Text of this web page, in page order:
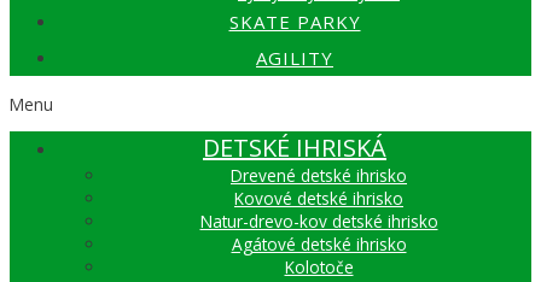
SKATE PARKY
AGILITY
Menu
DETSKÉ IHRISKÁ
Drevené detské ihrisko
Kovové detské ihrisko
Natur-drevo-kov detské ihrisko
Agátové detské ihrisko
Kolotoče